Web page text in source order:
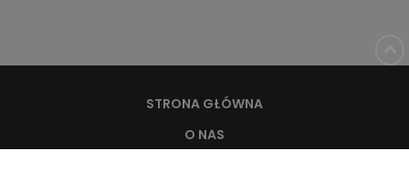
STRONA GŁÓWNA
O NAS